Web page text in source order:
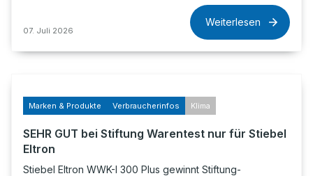
07. Juli 2026
Weiterlesen
Marken & Produkte Verbraucherinfos Klima
SEHR GUT bei Stiftung Warentest nur für Stiebel
Eltron
Stiebel Eltron WWK-I 300 Plus gewinnt Stiftung-